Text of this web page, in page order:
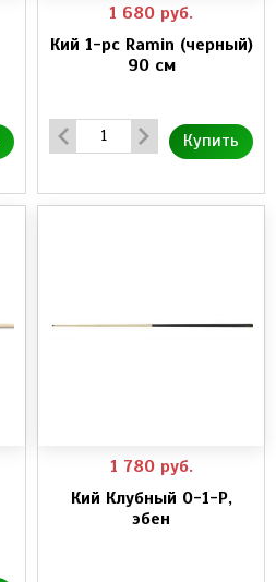
1 680 руб.
Кий 1-pc Ramin (черный)
90 см
Купить
1 780 руб.
Кий Клубный 0-1-Р,
эбен